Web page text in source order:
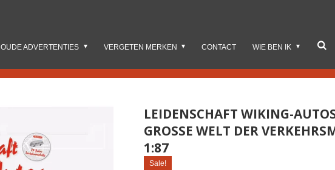
OUDE ADVERTENTIES VERGETEN MERKEN CONTACT WIE BEN IK
LEIDENSCHAFT WIKING-
GROSSE WELT DER
:87
Sale!